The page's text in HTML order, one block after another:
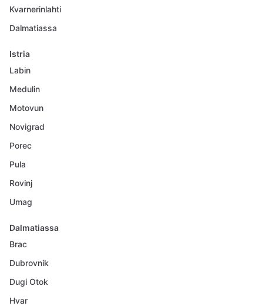
Kvarnerinlahti
Dalmatiassa
Istria
Labin
Medulin
Motovun
Novigrad
Porec
Pula
Rovinj
Umag
Dalmatiassa
Brac
Dubrovnik
Dugi Otok
Hvar